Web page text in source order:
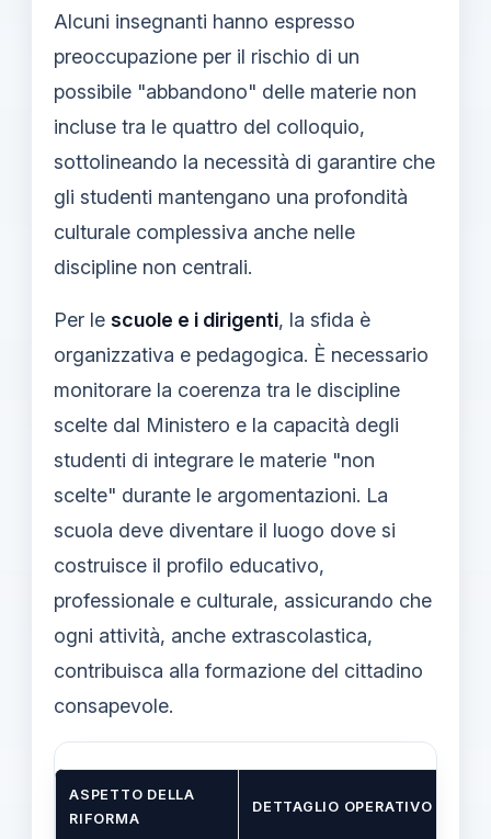
Alcuni insegnanti hanno espresso
preoccupazione per il rischio di un
possibile "abbandono" delle materie non
incluse tra le quattro del colloquio,
sottolineando la necessità di garantire che
gli studenti mantengano una profondità
culturale complessiva anche nelle
discipline non centrali.
Per le scuole e i dirigenti, la sfida è
organizzativa e pedagogica. È necessario
monitorare la coerenza tra le discipline
scelte dal Ministero e la capacità degli
studenti di integrare le materie "non
scelte" durante le argomentazioni. La
scuola deve diventare il luogo dove si
costruisce il profilo educativo,
professionale e culturale, assicurando che
ogni attività, anche extrascolastica,
contribuisca alla formazione del cittadino
consapevole.
ASPETTO DELLA
RIFORMA
DETTAGLIO OPERATIVO